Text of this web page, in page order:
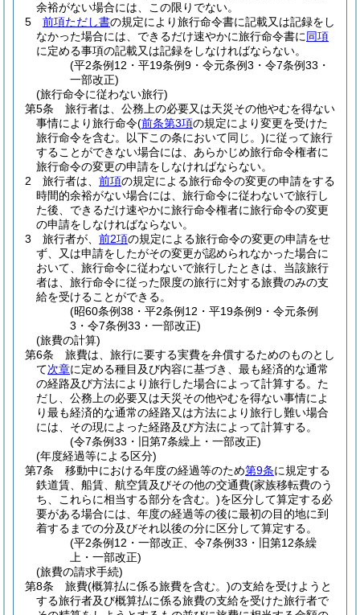
余裕がない場合には、この限りでない。
5
前項ただし書の規定により旅行命令書に記載又は記録をし
なかった場合には、できるだけ速やかに旅行命令書に同項
に定める事項の記載又は記録をしなければならない。
(平2条例12・平19条例9・令元条例3・令7条例33・
一部改正)
(旅行命令に従わない旅行)
第5条
旅行者は、公務上の必要又は天災その他やむを得ない
事情により旅行命令(前条第3項の規定により変更を受けた
旅行命令を含む。以下この条において同じ。)に従って旅行
することができない場合には、あらかじめ旅行命令権者に
旅行命令の変更の申請をしなければならない。
2
旅行者は、 前項の規定による旅行命令の変更の申請をする
時間的余裕がない場合には、旅行命令に従わないで旅行し
た後、できるだけ速やかに旅行命令権者に旅行命令の変更
の申請をしなければならない。
3
旅行者が、 前2項の規定による旅行命令の変更の申請をせ
ず、又は申請をしたがその変更が認められなかった場合に
おいて、旅行命令に従わないで旅行したときは、当該旅行
者は、旅行命令に従った限度の旅行に対する旅費のみの支
給を受けることができる。
(昭60条例38・平2条例12・平19条例9・令元条例
3・令7条例33・一部改正)
(旅費の計算)
第6条
旅費は、旅行に要する実費を弁償するためのものとし
て次章に定める種目及び内容に基づき、最も経済的な通常
の経路及び方法により旅行した場合によって計算する。 た
だし、公務上の必要又は天災その他やむを得ない事情によ
り最も経済的な通常の経路又は方法により旅行し難い場合
には、その現によった経路及び方法によって計算する。
(令7条例33・旧第7条繰上・一部改正)
(年度経過等による区分)
第7条
移動中における年度の経過等のため第9条に規定する
鉄道賃、船賃、航空賃及びその他の交通費(家族移転費のう
ち、これらに相当する部分を含む。)を区分して算定する必
要がある場合には、年度の経過等の後に最初の目的地に到
着するまでの分及びそれ以後の分に区分して算定する。
(平2条例12・一部改正、令7条例33・旧第12条繰
上・一部改正)
(旅費の請求手続)
第8条
旅費(概算払に係る旅費を含む。)の支給を受けようと
する旅行者及び概算払に係る旅費の支給を受けた旅行者で